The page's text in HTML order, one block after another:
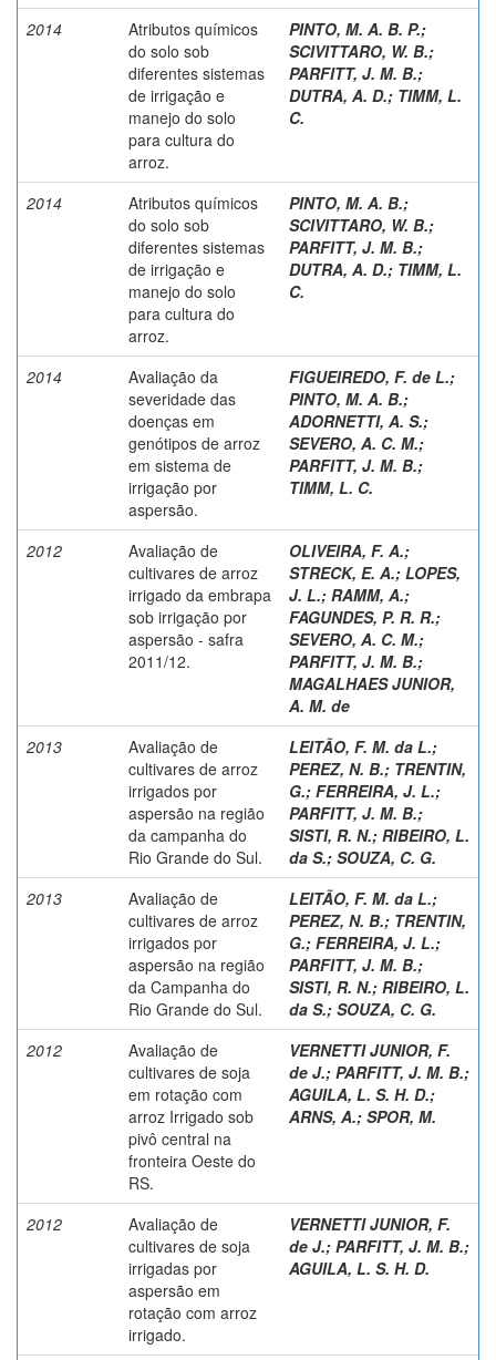
2014
Atributos químicos
do solo sob
diferentes sistemas
de irrigação e
manejo do solo
para cultura do
arroz.
PINTO, M. A. B. P.;
SCIVITTARO, W. B.;
PARFITT, J. M. B.;
DUTRA, A. D.; TIMM, L.
C.
2014
Atributos químicos
do solo sob
diferentes sistemas
de irrigação e
manejo do solo
para cultura do
arroz.
PINTO, M. A. B.;
SCIVITTARO, W. B.;
PARFITT, J. M. B.;
DUTRA, A. D.; TIMM, L.
C.
2014
Avaliação da
severidade das
doenças em
genótipos de arroz
em sistema de
irrigação por
aspersão.
FIGUEIREDO, F. de L.;
PINTO, M. A. B.;
ADORNETTI, A. S.;
SEVERO, A. C. M.;
PARFITT, J. M. B.;
TIMM, L. C.
2012
Avaliação de
cultivares de arroz
irrigado da embrapa
sob irrigação por
aspersão - safra
2011/12.
OLIVEIRA, F. A.;
STRECK, E. A.; LOPES,
J. L.; RAMM, A.;
FAGUNDES, P. R. R.;
SEVERO, A. C. M.;
PARFITT, J. M. B.;
MAGALHAES JUNIOR,
A. M. de
2013
Avaliação de
cultivares de arroz
irrigados por
aspersão na região
da campanha do
Rio Grande do Sul.
LEITÃO, F. M. da L.;
PEREZ, N. B.; TRENTIN,
G.; FERREIRA, J. L.;
PARFITT, J. M. B.;
SISTI, R. N.; RIBEIRO, L.
da S.; SOUZA, C. G.
2013
Avaliação de
cultivares de arroz
irrigados por
aspersão na região
da Campanha do
Rio Grande do Sul.
LEITÃO, F. M. da L.;
PEREZ, N. B.; TRENTIN,
G.; FERREIRA, J. L.;
PARFITT, J. M. B.;
SISTI, R. N.; RIBEIRO, L.
da S.; SOUZA, C. G.
2012
Avaliação de
cultivares de soja
em rotação com
arroz Irrigado sob
pivô central na
fronteira Oeste do
RS.
VERNETTI JUNIOR, F.
de J.; PARFITT, J. M. B.;
AGUILA, L. S. H. D.;
ARNS, A.; SPOR, M.
2012
Avaliação de
cultivares de soja
irrigadas por
aspersão em
rotação com arroz
irrigado.
VERNETTI JUNIOR, F.
de J.; PARFITT, J. M. B.;
AGUILA, L. S. H. D.